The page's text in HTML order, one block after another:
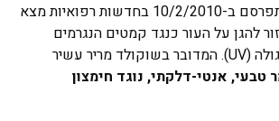
מחקר "מתוק" שהתפרסם ב-10/2/2010 בחדשות רפואיות מצא
להגן על העור כנגד קמטים הנגרמים
מקרינה אולטרא סגולה (UV). המדובר בשוקולד מריר עשיר
טבעי, אנטי-דלקתי, נוגד חימצון